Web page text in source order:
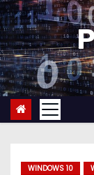
П
е
р
е
й
и
WINDOWS 10